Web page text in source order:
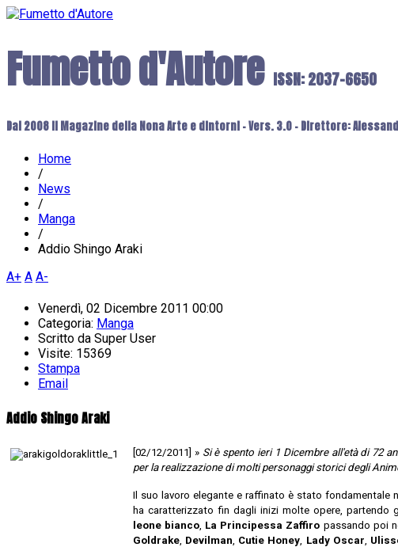
Fumetto d'Autore ISSN: 2037-6650
Dal 2008 il Magazine della Nona Arte e dintorni - Vers. 3.0 - Direttore:
Home
/
News
/
Manga
/
Addio Shingo Araki
A+ A A-
Venerdì, 02 Dicembre 2011 00:00
Categoria: Manga
Scritto da Super User
Visite: 15369
Stampa
Email
Addio Shingo Araki
[02/12/2011] » Si è spento ieri 1 Dicembre all'età di 72
per la realizzazione di molti personaggi storici degli
Il suo lavoro elegante e raffinato è stato fondamentale
ha caratterizzato fin dagli inizi molte opere, partendo
leone bianco La Principessa Zaffiro passando poi
Goldrake Devilman Cutie Honey Lady Oscar